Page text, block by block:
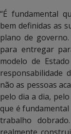
“É fundamental
bem definidas as
plano de
para entregar
modelo de
responsabilidade
não as pessoas
pelo dia a dia,
que é fundamental
trabalho
realmente